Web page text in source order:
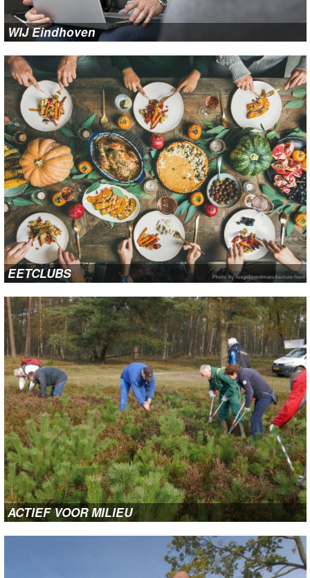
WIJ Eindhoven
EETCLUBS
ACTIEF VOOR MILIEU